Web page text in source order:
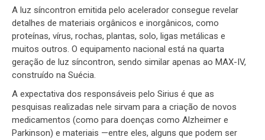
A luz síncontron emitida pelo acelerador consegue revelar
detalhes de materiais orgânicos e inorgânicos, como
proteínas, vírus, rochas, plantas, solo, ligas metálicas e
muitos outros. O equipamento nacional está na quarta
geração de luz síncontron, sendo similar apenas ao MAX-IV,
construído na Suécia.
A expectativa dos responsáveis pelo Sirius é que as
pesquisas realizadas nele sirvam para a criação de novos
medicamentos (como para doenças como Alzheimer e
Parkinson) e materiais —entre eles, alguns que podem ser